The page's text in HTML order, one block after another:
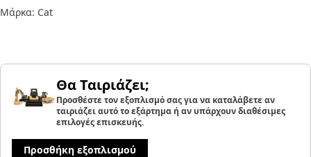
Μάρκα: Cat
Θα Ταιριάζει;
Προσθέστε τον εξοπλισμό σας για να καταλάβετε αν
ταιριάζει αυτό το εξάρτημα ή αν υπάρχουν διαθέσιμες
επιλογές επισκευής.
Προσθήκη εξοπλισμού